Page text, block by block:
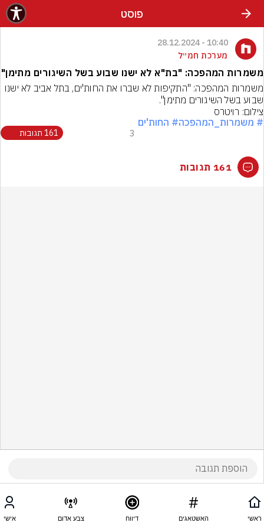
פוסט
10:40 - 28.12.2024
מערכת חמ״ל
משמרות המהפכה: "בת"א לא ישנו שבוע בשל השיגורים מתימן"
שבוע בשל השיגורים מתימן".
צילום: רויטרס
# משמרות_המהפכה# החות'ים
3 161 תגובות
161 תגובות
ראשי האשטאגים דיווח צבע אדום אישי